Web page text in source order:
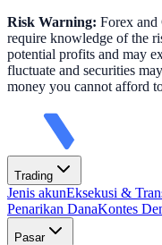
Risk Warning: Forex and
require knowledge of the
potential profits and may
fluctuate and securities
money you cannot afford
Trading
Jenis akunEksekusi &
Penarikan DanaKontes
Pasar